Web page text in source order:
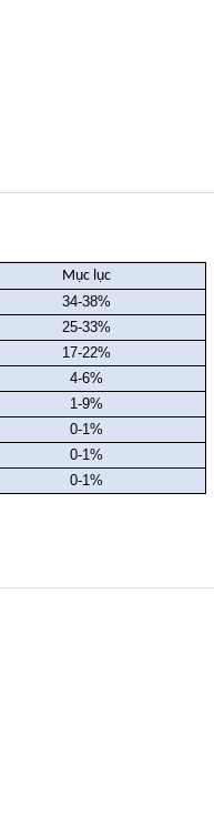
Mục lục
34-38%
25-33%
17-22%
4-6%
1-9%
0-1%
0-1%
0-1%